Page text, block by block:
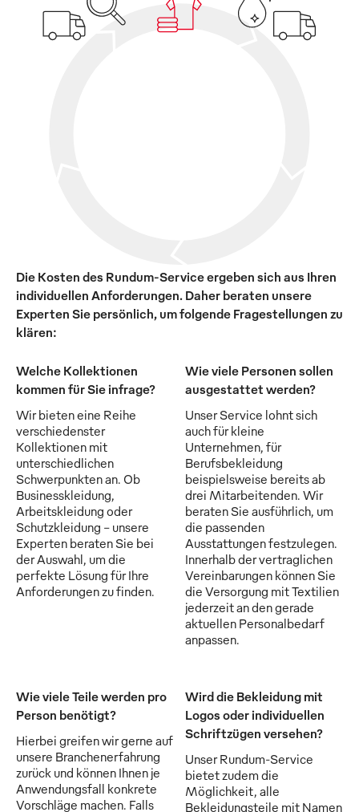
Die Kosten des Rundum-Service ergeben sich aus Ihren
individuellen Anforderungen. Daher beraten unsere
Experten Sie persönlich, um folgende Fragestellungen zu
klären:
Welche Kollektionen
kommen für Sie infrage?
Wir bieten eine Reihe
verschiedenster
Kollektionen mit
unterschiedlichen
Schwerpunkten an. Ob
Businesskleidung,
Arbeitskleidung oder
Schutzkleidung - unsere
Experten beraten Sie bei
der Auswahl, um die
perfekte Lösung für Ihre
Anforderungen zu finden.
Wie viele Personen sollen
ausgestattet werden?
Unser Service lohnt sich
auch für kleine
Unternehmen, für
Berufsbekleidung
beispielsweise bereits ab
drei Mitarbeitenden. Wir
beraten Sie ausführlich, um
die passenden
Ausstattungen festzulegen.
Innerhalb der vertraglichen
Vereinbarungen können Sie
die Versorgung mit Textilien
jederzeit an den gerade
aktuellen Personalbedarf
anpassen.
Wie viele Teile werden pro
Person benötigt?
Hierbei greifen wir gerne auf
unsere Branchenerfahrung
zurück und können Ihnen je
Anwendungsfall konkrete
Vorschläge machen. Falls
Wird die Bekleidung mit
Logos oder individuellen
Schriftzügen versehen?
Unser Rundum-Service
bietet zudem die
Möglichkeit, alle
Bekleidungsteile mit Namen